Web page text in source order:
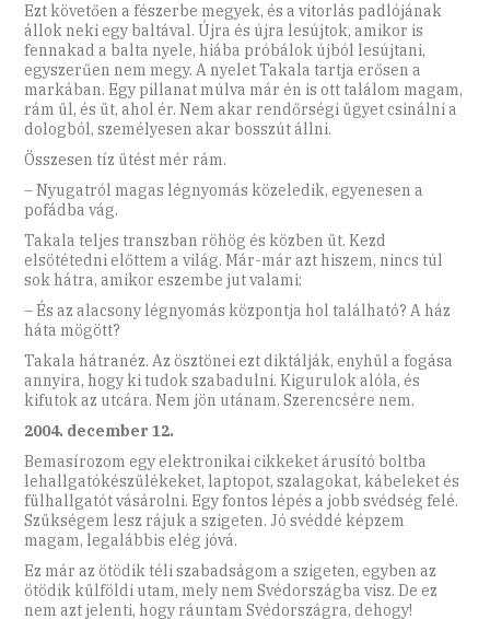
Ezt követően a fészerbe megyek, és a vitorlás padlójának
állok neki egy baltával. Újra és újra lesújtok, amikor is
fennakad a balta nyele, hiába próbálok újból lesújtani,
egyszerűen nem megy. A nyelet Takala tartja erősen a
markában. Egy pillanat múlva már én is ott találom magam,
rám ül, és üt, ahol ér. Nem akar rendőrségi ügyet csinálni a
dologból, személyesen akar bosszút állni.
Összesen tíz ütést mér rám.
– Nyugatról magas légnyomás közeledik, egyenesen a
pofádba vág.
Takala teljes transzban röhög és közben üt. Kezd
elsötétedni előttem a világ. Már-már azt hiszem, nincs túl
sok hátra, amikor eszembe jut valami:
– És az alacsony légnyomás központja hol található? A ház
háta mögött?
Takala hátranéz. Az ösztönei ezt diktálják, enyhül a fogása
annyira, hogy ki tudok szabadulni. Kigurulok alóla, és
kifutok az utcára. Nem jön utánam. Szerencsére nem.
2004. december 12.
Bemasírozom egy elektronikai cikkeket árusító boltba
lehallgatókészülékeket, laptopot, szalagokat, kábeleket és
fülhallgatót vásárolni. Egy fontos lépés a jobb svédség felé.
Szükségem lesz rájuk a szigeten. Jó svéddé képzem
magam, legalábbis elég jóvá.
Ez már az ötödik téli szabadságom a szigeten, egyben az
ötödik külföldi utam, mely nem Svédországba visz. De ez
nem azt jelenti, hogy ráuntam Svédországra, dehogy!